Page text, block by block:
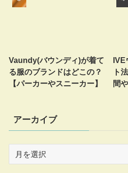
Vaundy(バウンディ)が着て
る服のブランドはどこの？
【パーカーやスニーカー】
IVE
ト
間
アーカイブ